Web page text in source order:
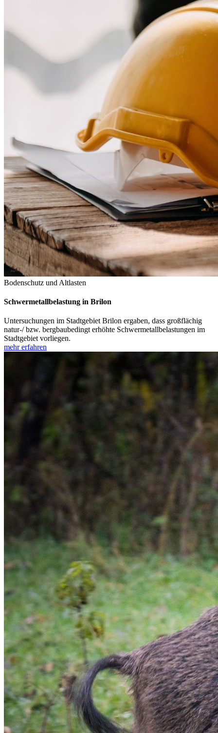
Bodenschutz und Altlasten
Schwermetallbelastung in Brilon
Untersuchungen im Stadtgebiet Brilon ergaben, dass großflächig
natur-/ bzw. bergbaubedingt erhöhte Schwermetallbelastungen im
Stadtgebiet vorliegen.
mehr erfahren